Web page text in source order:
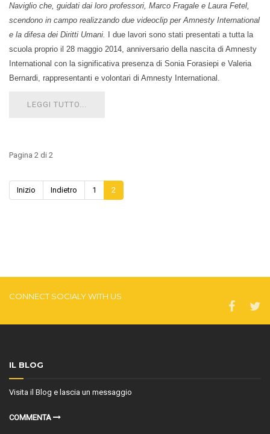
Naviglio che, guidati dai loro professori, Marco Fragale e Laura Fetel,
scendono in campo realizzando due videoclip per Amnesty International
e la difesa dei Diritti Umani. I due lavori sono stati presentati a tutta la
scuola proprio il 28 maggio 2014, anniversario della nascita di Amnesty
International con la significativa presenza di Sonia Forasiepi e Valeria
Bernardi, rappresentanti e volontari di Amnesty International.
LEGGI TUTTO...
Pagina 2 di 2
Inizio Indietro 1 2
CONNECT SOCIALY WITH US
IL BLOG
Visita il Blog e lascia un messaggio
COMMENTA